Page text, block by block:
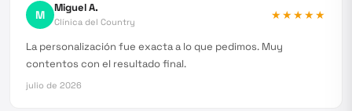
M Miguel A.
Clínica del Country
★★★★★
La personalización fue exacta a lo que pedimos. Muy
contentos con el resultado final.
julio de 2026